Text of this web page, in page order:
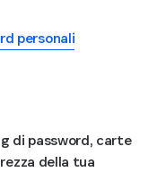
personali
di password, carte
della tua